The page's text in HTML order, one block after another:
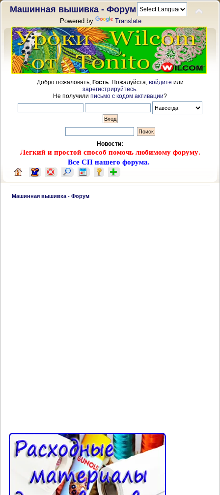
Машинная вышивка - Форум
Powered by Translate
Добро пожаловать, Гость. Пожалуйста, войдите или
зарегистрируйтесь
Не получили письмо с кодом активации?
Новости:
Легкий и простой способ помочь любимому форуму.
Все СП нашего форума.
Машинная вышивка - Форум